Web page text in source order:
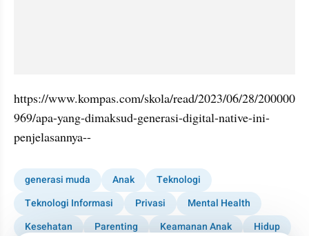
https://www.kompas.com/skola/read/2023/06/28/200000
969/apa-yang-dimaksud-generasi-digital-native-ini-
penjelasannya--
generasi muda Anak
Teknologi
Teknologi Informasi
Privasi
Mental Health
Kesehatan
Parenting Keamanan Anak Hidup